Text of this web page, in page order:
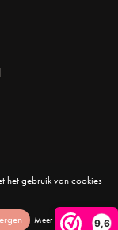
9,6
het gebruik van cookies
Meer over cookies »